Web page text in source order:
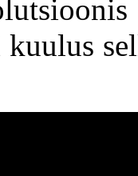
kuulus